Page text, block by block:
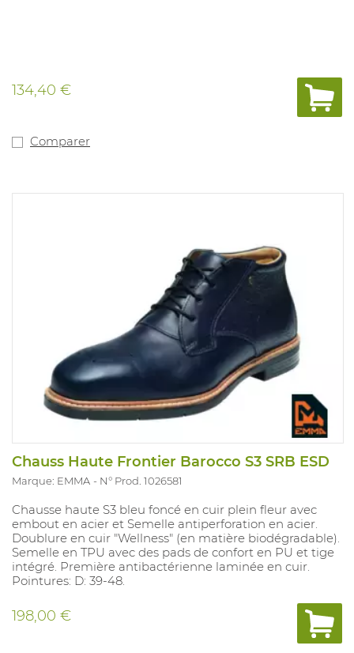
134,40 €
Comparer
Chauss Haute Frontier Barocco S3 SRB ESD
Marque: EMMA N° Prod. 1026581
Chausse haute S3 bleu foncé en cuir plein fleur avec
embout en acier et Semelle antiperforation en acier.
Doublure en cuir "Wellness" (en matière biodégradable).
Semelle en TPU avec des pads de confort en PU et tige
intégré. Première antibactérienne laminée en cuir.
Pointures: D: 39-48.
198,00 €